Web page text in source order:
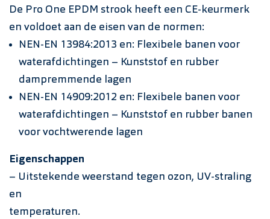
De Pro One EPDM strook heeft een CE-keurmerk
en voldoet aan de eisen van de normen:
NEN-EN 13984:2013 en: Flexibele banen voor
waterafdichtingen – Kunststof en rubber
dampremmende lagen
NEN-EN 14909:2012 en: Flexibele banen voor
waterafdichtingen – Kunststof en rubber banen
voor vochtwerende lagen
Eigenschappen
– Uitstekende weerstand tegen ozon, UV-straling
en
temperaturen.